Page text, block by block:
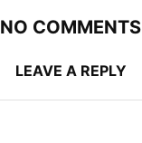
NO COMMENTS
LEAVE A REPLY